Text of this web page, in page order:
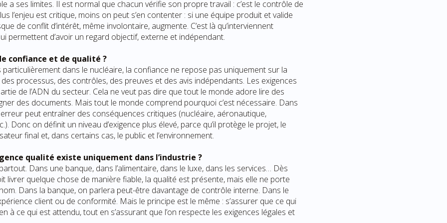
a ses limites. Il est normal que chacun vérifie son propre travail : c’est le contrôle de
l’enjeu est critique, moins on peut s’en contenter : si une équipe produit et valide
de conflit d’intérêt, même involontaire, augmente. C’est là qu’interviennent
permettent d’avoir un regard objectif, externe et indépendant.
confiance et de qualité ?
particulièrement dans le nucléaire, la confiance ne repose pas uniquement sur la
processus, des contrôles, des preuves et des avis indépendants. Les exigences
de l’ADN du secteur. Cela ne veut pas dire que tout le monde adore lire des
des documents. Mais tout le monde comprend pourquoi c’est nécessaire. Dans
peut entraîner des conséquences critiques (nucléaire, aéronautique,
Donc on définit un niveau d’exigence plus élevé, parce qu’il protège le projet, le
final et, dans certains cas, le public et l’environnement.
qualité existe uniquement dans l’industrie ?
Dans une banque, dans l’alimentaire, dans le luxe, dans les services… Dès
livrer quelque chose de manière fiable, la qualité est présente, mais elle ne porte
Dans la banque, on parlera peut-être davantage de contrôle interne. Dans le
client ou de conformité. Mais le principe est le même : s’assurer que ce qui
à ce qui est attendu, tout en s’assurant que l’on respecte les exigences légales et